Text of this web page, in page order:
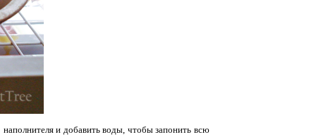
и добавить воды, чтобы запонить всю